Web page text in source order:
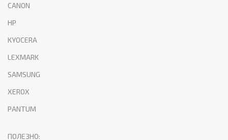
CANON
HP
KYOCERA
LEXMARK
SAMSUNG
XEROX
PANTUM
ПОЛЕЗНО: